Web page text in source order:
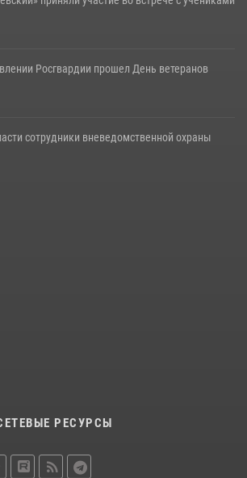
Росгвардии прошел День ветеранов
сотрудники вневедомственной охраны
РЕСУРСЫ